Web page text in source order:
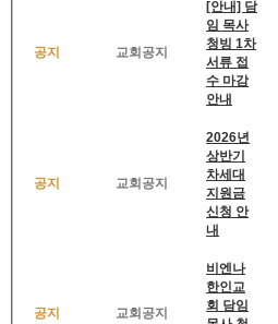
공지 교회공지
[안내] 담
임 목사
청빙 1차
서류 접
수 마감
안내
공지 교회공지
2026년
상반기
차세대
지원금
신청 안
내
공지 교회공지
비엔나
한인교
회 담임